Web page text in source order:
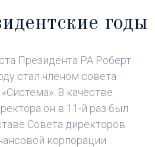
годы
Президента РА Роберт
стал членом совета
В качестве
он в 11-й раз был
Совета директоров
корпорации